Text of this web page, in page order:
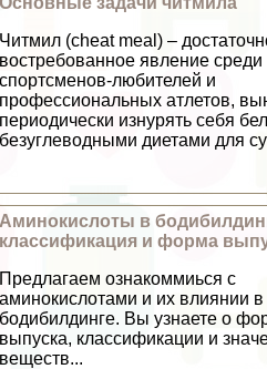
Читмил (cheat meal) –
востребованное явление среди
спортсменов-любителей и
профессиональных атлетов,
периодически изнурять себя
безуглеводными диетами для
Аминокислоты в
классификация и форма
Предлагаем ознакоммиься с
аминокислотами и их влиянии в
бодибилдинге. Вы узнаете о
выпуска, классификации и
веществ...